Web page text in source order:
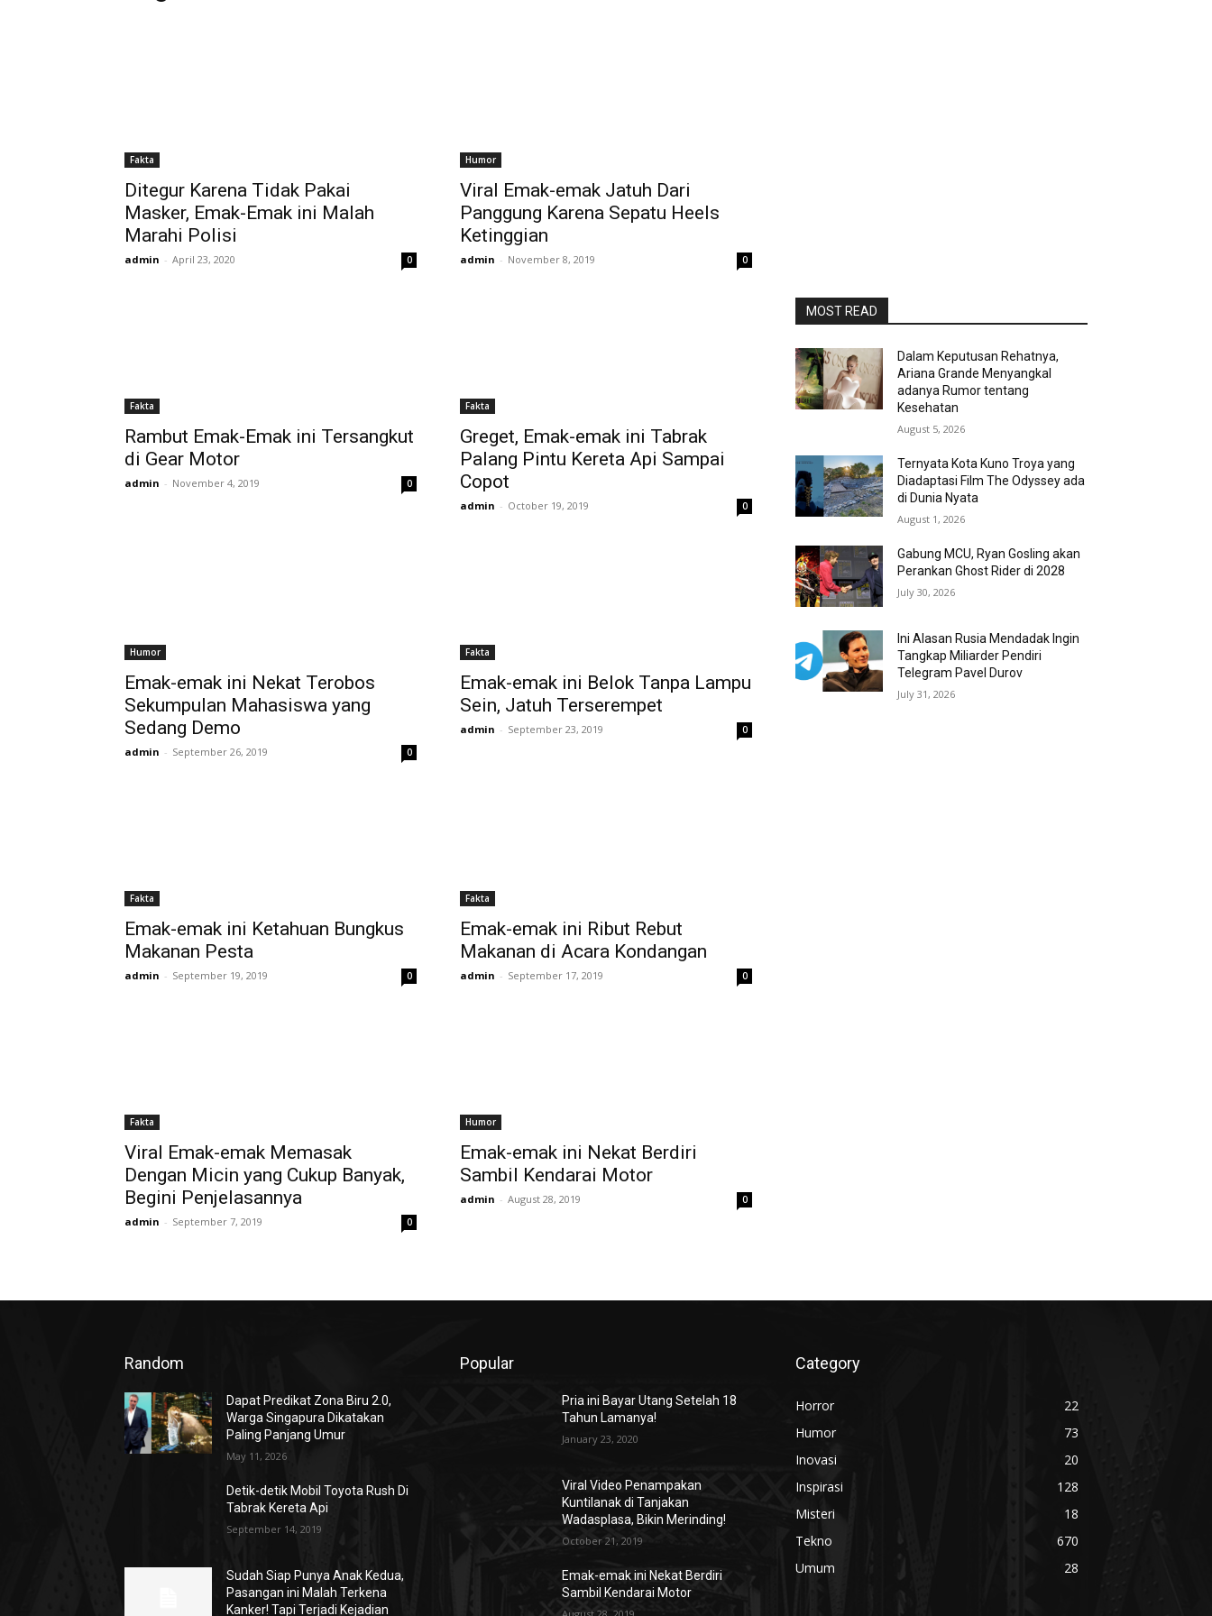
Fakta
Ditegur Karena Tidak Pakai
Masker, Emak-Emak ini Malah
Marahi Polisi
admin - April 23, 2020 0
Humor
Viral Emak-emak Jatuh Dari
Panggung Karena Sepatu Heels
Ketinggian
admin - November 8, 2019 0
Fakta
Rambut Emak-Emak ini Tersangkut
di Gear Motor
admin - November 4, 2019 0
Fakta
Greget, Emak-emak ini Tabrak
Palang Pintu Kereta Api Sampai
Copot
admin - October 19, 2019 0
Humor
Emak-emak ini Nekat Terobos
Sekumpulan Mahasiswa yang
Sedang Demo
admin - September 26, 2019 0
Fakta
Emak-emak ini Belok Tanpa Lampu
Sein, Jatuh Terserempet
admin - September 23, 2019 0
Fakta
Emak-emak ini Ketahuan Bungkus
Makanan Pesta
admin - September 19, 2019 0
Fakta
Emak-emak ini Ribut Rebut
Makanan di Acara Kondangan
admin - September 17, 2019 0
Fakta
Viral Emak-emak Memasak
Dengan Micin yang Cukup Banyak,
Begini Penjelasannya
admin - September 7, 2019 0
Humor
Emak-emak ini Nekat Berdiri
Sambil Kendarai Motor
admin - August 28, 2019 0
MOST READ
Dalam Keputusan Rehatnya,
Ariana Grande Menyangkal
adanya Rumor tentang
Kesehatan
August 5, 2026
Ternyata Kota Kuno Troya yang
Diadaptasi Film The Odyssey ada
di Dunia Nyata
August 1, 2026
Gabung MCU, Ryan Gosling akan
Perankan Ghost Rider di 2028
July 30, 2026
Ini Alasan Rusia Mendadak Ingin
Tangkap Miliarder Pendiri
Telegram Pavel Durov
July 31, 2026
Random
Dapat Predikat Zona Biru 2.0,
Warga Singapura Dikatakan
Paling Panjang Umur
May 11, 2026
Detik-detik Mobil Toyota Rush Di
Tabrak Kereta Api
September 14, 2019
Sudah Siap Punya Anak Kedua,
Pasangan ini Malah Terkena
Kanker! Tapi Terjadi Kejadian
Popular
Pria ini Bayar Utang Setelah 18
Tahun Lamanya!
January 23, 2020
Viral Video Penampakan
Kuntilanak di Tanjakan
Wadasplasa, Bikin Merinding!
October 21, 2019
Emak-emak ini Nekat Berdiri
Sambil Kendarai Motor
Category
Horror
22
Humor
73
Inovasi
20
Inspirasi
128
Misteri
18
Tekno
670
Umum
28